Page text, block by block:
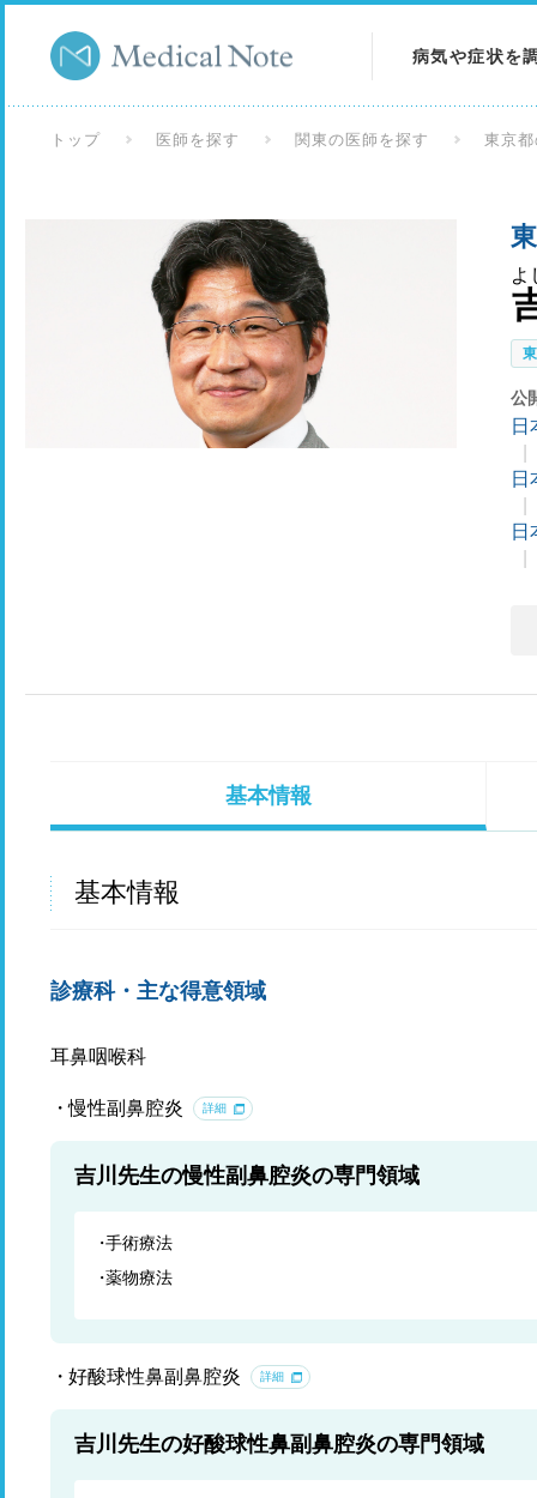
病気や症状を
検査を調べる
トップ 医師を探す 関東の医師を探す 東京
よ
公
日
日
日
基本情報
基本情報
診療科・主な得意領域
耳鼻咽喉科
慢性副鼻腔炎 詳細
吉川先生の慢性副鼻腔炎の専門領域
手術療法
薬物療法
好酸球性鼻副鼻腔炎 詳細
吉川先生の好酸球性鼻副鼻腔炎の専門領域